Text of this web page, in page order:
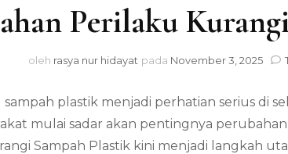
Perilaku
oleh rasya nur hidayat pada November 3, 2025
plastik menjadi perhatian serius di
mulai sadar akan pentingnya
Sampah Plastik kini menjadi langkah